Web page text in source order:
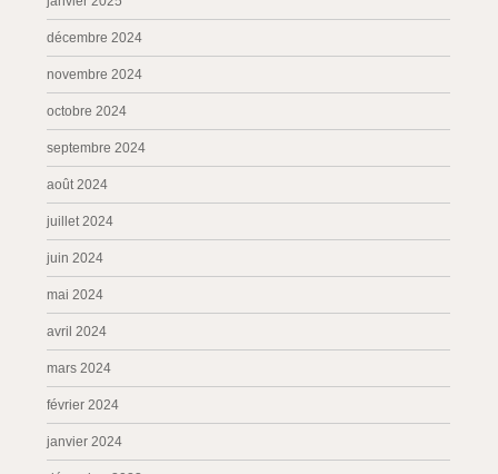
décembre 2024
novembre 2024
octobre 2024
septembre 2024
août 2024
juillet 2024
juin 2024
mai 2024
avril 2024
mars 2024
février 2024
janvier 2024